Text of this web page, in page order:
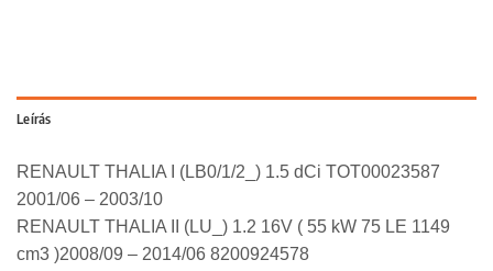
Leírás
RENAULT THALIA I (LB0/1/2_) 1.5 dCi TOT00023587
2001/06 – 2003/10
RENAULT THALIA II (LU_) 1.2 16V ( 55 kW 75 LE 1149
cm3 )2008/09 – 2014/06 8200924578